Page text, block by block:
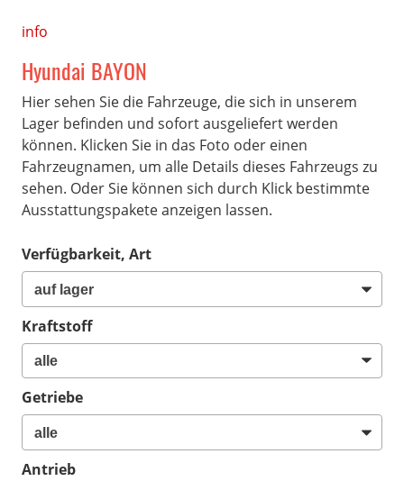
info
Hyundai BAYON
Hier sehen Sie die Fahrzeuge, die sich in unserem
Lager befinden und sofort ausgeliefert werden
können. Klicken Sie in das Foto oder einen
Fahrzeugnamen, um alle Details dieses Fahrzeugs zu
sehen. Oder Sie können sich durch Klick bestimmte
Ausstattungspakete anzeigen lassen.
Verfügbarkeit, Art
Kraftstoff
Getriebe
Antrieb